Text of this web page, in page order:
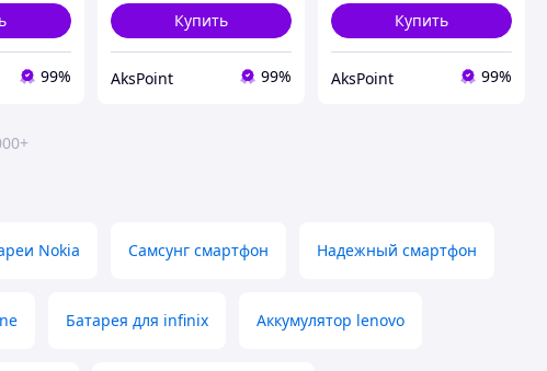
99%
Купить
AksPoint 99%
Купить
AksPoint 99%
Nokia Самсунг смартфон Надежный смартфон
Батарея для infinix Аккумулятор lenovo